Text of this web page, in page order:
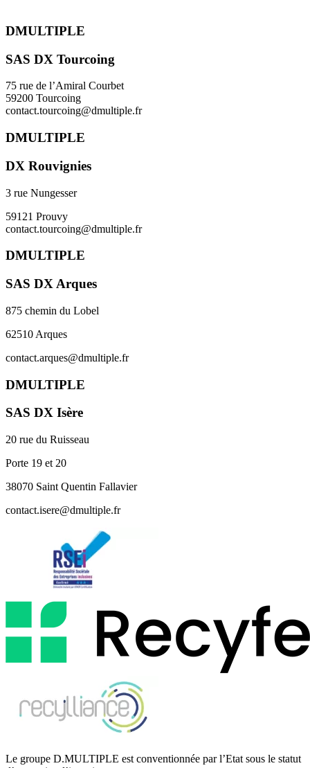
DMULTIPLE
SAS DX Tourcoing
75 rue de l’Amiral Courbet
59200 Tourcoing
contact.tourcoing@dmultiple.fr
DMULTIPLE
DX Rouvignies
3 rue Nungesser
59121 Prouvy
contact.tourcoing@dmultiple.fr
DMULTIPLE
SAS DX Arques
875 chemin du Lobel
62510 Arques
contact.arques@dmultiple.fr
DMULTIPLE
SAS DX Isère
20 rue du Ruisseau
Porte 19 et 20
38070 Saint Quentin Fallavier
contact.isere@dmultiple.fr
Le groupe D.MULTIPLE est conventionnée par l’Etat sous le statut